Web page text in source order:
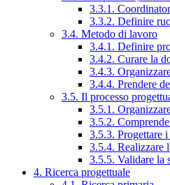
3.3.1.
3.3.2. Definire
3.4. Metodo di lavoro
3.4.1. Definire
3.4.2. Curare la
3.4.3.
3.4.4. Prendere
3.5. Il processo
3.5.1.
3.5.2.
3.5.3. Progettare i
3.5.4. Realizzare
3.5.5. Validare la
4. Ricerca progettuale